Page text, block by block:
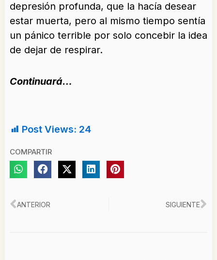
depresión profunda, que la hacía desear
estar muerta, pero al mismo tiempo sentía
un pánico terrible por solo concebir la idea
de dejar de respirar.
Continuará…
Post Views: 24
COMPARTIR
Ant
ANTERIOR SIGUIENTE